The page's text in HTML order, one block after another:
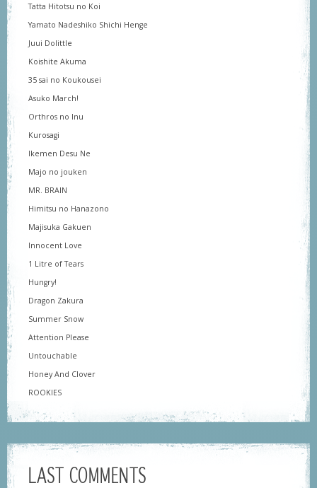
Tatta Hitotsu no Koi
Yamato Nadeshiko Shichi Henge
Juui Dolittle
Koishite Akuma
35 sai no Koukousei
Asuko March!
Orthros no Inu
Kurosagi
Ikemen Desu Ne
Majo no jouken
MR. BRAIN
Himitsu no Hanazono
Majisuka Gakuen
Innocent Love
1 Litre of Tears
Hungry!
Dragon Zakura
Summer Snow
Attention Please
Untouchable
Honey And Clover
ROOKIES
LAST COMMENTS